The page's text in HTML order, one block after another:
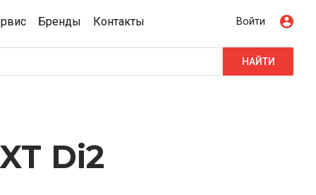
Бренды Контакты Войти
НАЙТИ
Di2